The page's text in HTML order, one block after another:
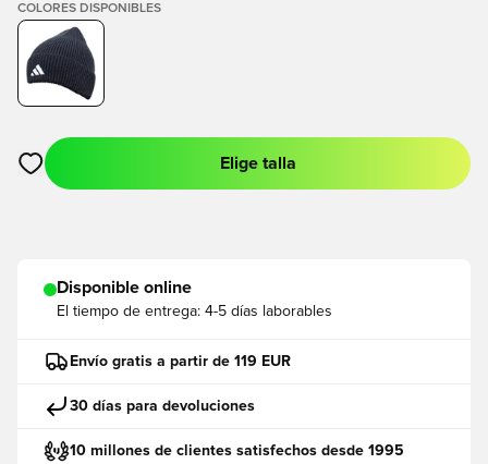
COLORES DISPONIBLES
Abre un modal para iniciar sesión o registrarse como miembro
Elige talla
Disponible online
El tiempo de entrega: 4-5 días laborables
Envío gratis a partir de 119 EUR
30 días para devoluciones
10 millones de clientes satisfechos desde 1995